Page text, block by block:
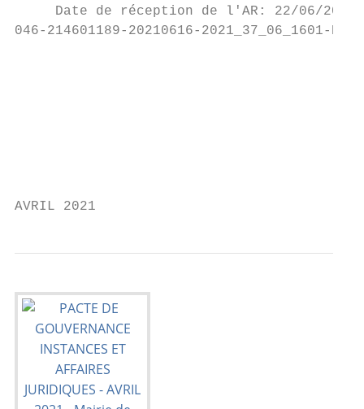
     Date de réception de l'AR: 22/06/2021
046-214601189-20210616-2021_37_06_1601-DE
AVRIL 2021